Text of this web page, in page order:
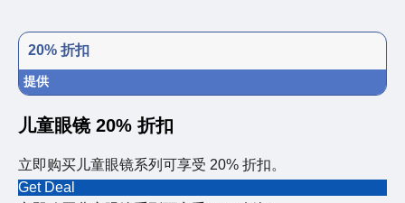
20% 折扣
提供
儿童眼镜 20% 折扣
立即购买儿童眼镜系列可享受 20% 折扣。
Get Deal